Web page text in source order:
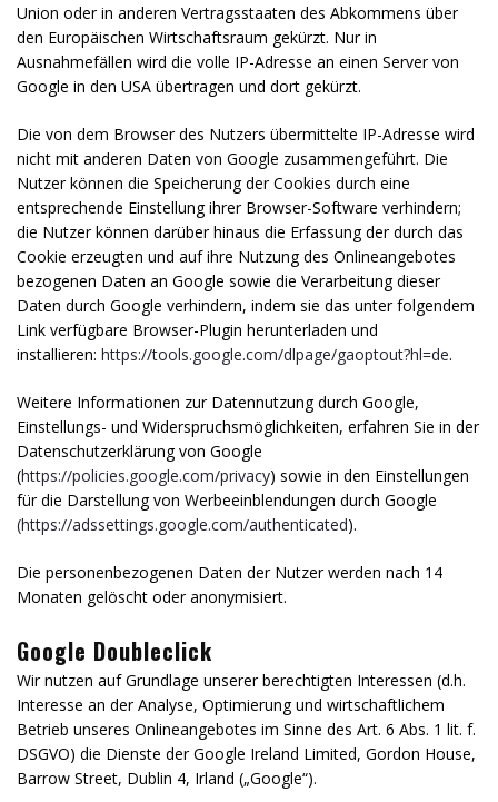
Union oder in anderen Vertragsstaaten des Abkommens über
den Europäischen Wirtschaftsraum gekürzt. Nur in
Ausnahmefällen wird die volle IP-Adresse an einen Server von
Google in den USA übertragen und dort gekürzt.
Die von dem Browser des Nutzers übermittelte IP-Adresse wird
nicht mit anderen Daten von Google zusammengeführt. Die
Nutzer können die Speicherung der Cookies durch eine
entsprechende Einstellung ihrer Browser-Software verhindern;
die Nutzer können darüber hinaus die Erfassung der durch das
Cookie erzeugten und auf ihre Nutzung des Onlineangebotes
bezogenen Daten an Google sowie die Verarbeitung dieser
Daten durch Google verhindern, indem sie das unter folgendem
Link verfügbare Browser-Plugin herunterladen und
installieren: https://tools.google.com/dlpage/gaoptout?hl=de.
Weitere Informationen zur Datennutzung durch Google,
Einstellungs- und Widerspruchsmöglichkeiten, erfahren Sie in der
Datenschutzerklärung von Google
(https://policies.google.com/privacy) sowie in den Einstellungen
für die Darstellung von Werbeeinblendungen durch Google
(https://adssettings.google.com/authenticated).
Die personenbezogenen Daten der Nutzer werden nach 14
Monaten gelöscht oder anonymisiert.
Google Doubleclick
Wir nutzen auf Grundlage unserer berechtigten Interessen (d.h.
Interesse an der Analyse, Optimierung und wirtschaftlichem
Betrieb unseres Onlineangebotes im Sinne des Art. 6 Abs. 1 lit. f.
DSGVO) die Dienste der Google Ireland Limited, Gordon House,
Barrow Street, Dublin 4, Irland („Google“).